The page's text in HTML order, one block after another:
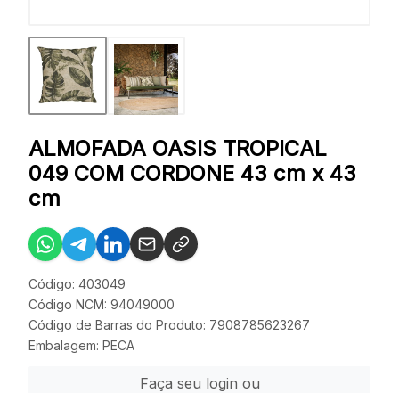
ALMOFADA OASIS TROPICAL
049 COM CORDONE 43 cm x 43
cm
Código: 403049
Código NCM: 94049000
Código de Barras do Produto: 7908785623267
Embalagem: PECA
Faça seu login ou